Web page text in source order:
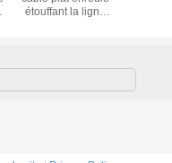
étouffant la ligne